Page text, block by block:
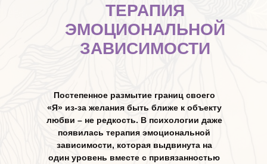
ТЕРАПИЯ
ЭМОЦИОНАЛЬНОЙ
ЗАВИСИМОСТИ
Постепенное размытие границ своего
«Я» из-за желания быть ближе к объекту
любви – не редкость. В психологии даже
появилась терапия эмоциональной
зависимости, которая выдвинута на
один уровень вместе с привязанностью